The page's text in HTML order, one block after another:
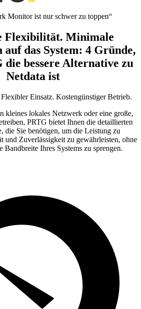
Monitor ist nur schwer zu toppen“
Flexibilität. Minimale
das System: 4 Gründe,
die bessere Alternative zu
Netdata ist
Einsatz. Kostengünstiger Betrieb.
kleines lokales Netzwerk oder eine große,
PRTG bietet Ihnen die detaillierten
die Sie benötigen, um die Leistung zu
und Zuverlässigkeit zu gewährleisten, ohne
Bandbreite Ihres Systems zu sprengen.